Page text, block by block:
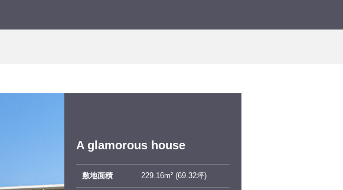
A glamorous house
敷地面積 229.16m² (69.32坪)